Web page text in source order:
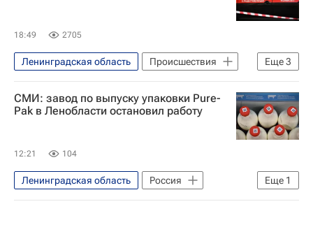
18:49 2705
Еще3
Ленинградская область
Происшествия
Ломоносовский район
Россия
Следственный комитет России (СК РФ)
СМИ: завод по выпуску упаковки Pure-
Pak в Ленобласти остановил работу
12:21 104
Еще 1
Ленинградская область
Россия
Бизнес